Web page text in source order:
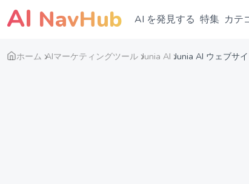
AI NavHub AI を発見する 特集 カテ
ホーム AIマーケティングツール Junia AI Junia AI ウェブサ